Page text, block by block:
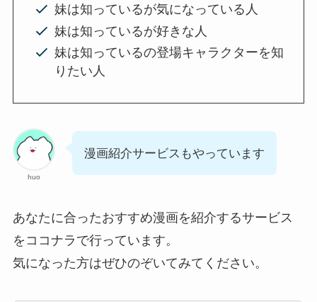
妹は知っているが気になっている人
妹は知っているが好きな人
妹は知っているの登場キャラクターを知
りたい人
huo
漫画紹介サービスもやっています
あなたに合ったおすすめ漫画を紹介するサービス
をココナラで行っています。
気になった方はぜひのぞいてみてください。